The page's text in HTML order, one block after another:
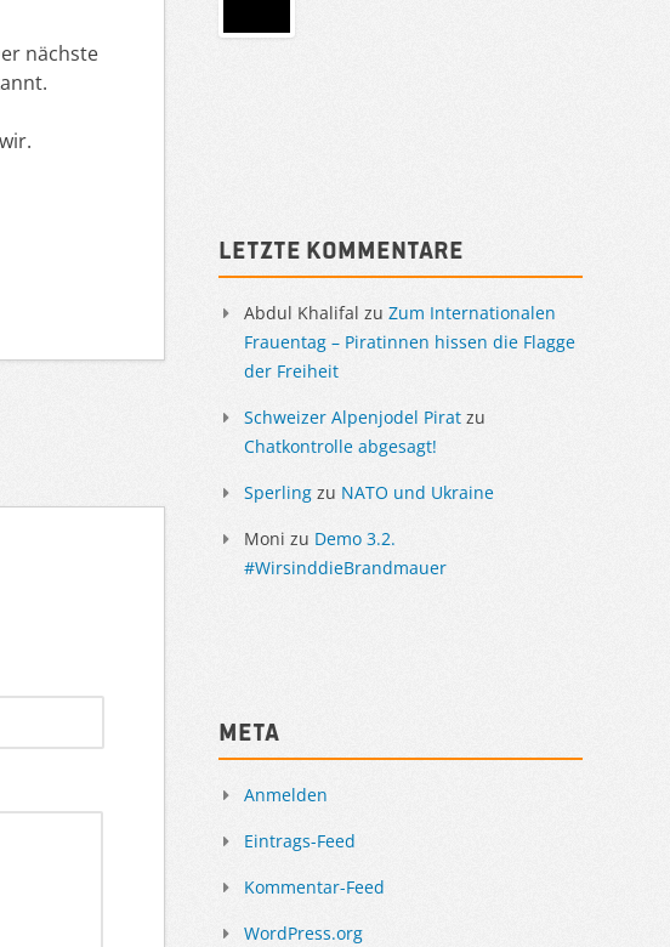
nächste
Letzte Kommentare
Abdul Khalifal zu Zum Internationalen
Frauentag – Piratinnen hissen die Flagge
der Freiheit
Schweizer Alpenjodel Pirat zu
Chatkontrolle abgesagt!
Sperling zu NATO und Ukraine
Moni zu Demo 3.2.
#WirsinddieBrandmauer
Meta
Anmelden
Eintrags-Feed
Kommentar-Feed
WordPress.org